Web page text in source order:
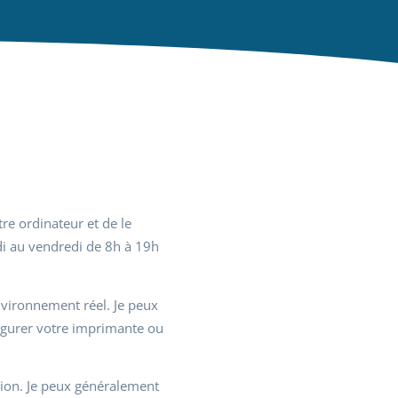
ordinateur et de le
au vendredi de 8h à 19h
réel. Je peux
votre imprimante ou
Je peux généralement